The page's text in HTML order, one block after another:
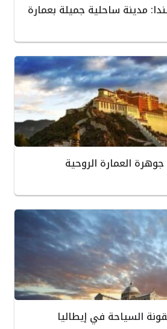
مدينة ساحلية جميلة بعمارة
جوهرة العمارة الروحية
السياحة في إيطاليا